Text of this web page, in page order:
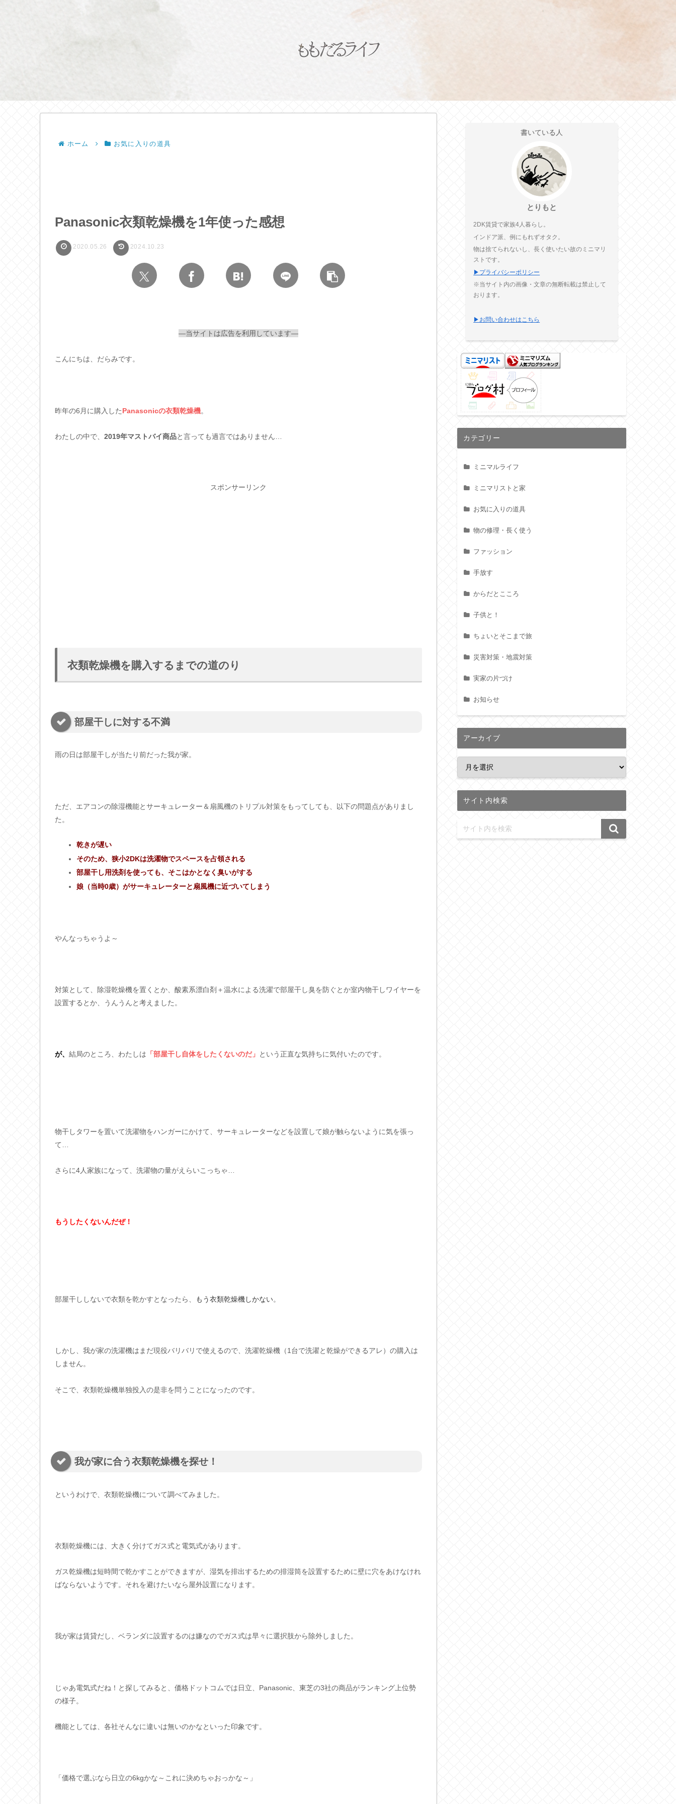
ホーム お気に入りの道具
Panasonic衣類乾燥機を1年使った感想
2020.05.26 2024.10.23
—当サイトは広告を利用しています—
こんにちは、だらみです。
昨年の6月に購入したPanasonicの衣類乾燥機。
わたしの中で、 2019年マストバイ商品と言っても過言ではありません…
スポンサーリンク
衣類乾燥機を購入するまでの道のり
部屋干しに対する不満
雨の日は部屋干しが当たり前だった我が家。
ただ、エアコンの除湿機能とサーキュレーター＆扇風機のトリプル対策をもってしても、以下の問題点がありまし
た。
乾きが遅い
そのため、狭小2DKは洗濯物でスペースを占領される
部屋干し用洗剤を使っても、そこはかとなく臭いがする
娘（当時0歳）がサーキュレーターと扇風機に近づいてしまう
やんなっちゃうよ～
対策として、除湿乾燥機を置くとか、酸素系漂白剤＋温水による洗濯で部屋干し臭を防ぐとか室内物干しワイヤーを
設置するとか、うんうんと考えました。
が、 結局のところ、わたしは 「部屋干し自体をしたくないのだ」 という正直な気持ちに気付いたのです。
物干しタワーを置いて洗濯物をハンガーにかけて、サーキュレーターなどを設置して娘が触らないように気を張っ
て…
さらに4人家族になって、洗濯物の量がえらいこっちゃ…
もうしたくないんだぜ！
部屋干ししないで衣類を乾かすとなったら、 もう衣類乾燥機しかない。
しかし、我が家の洗濯機はまだ現役バリバリで使えるので、洗濯乾燥機（1台で洗濯と乾燥ができるアレ）の購入は
しません。
そこで、衣類乾燥機単独投入の是非を問うことになったのです。
我が家に合う衣類乾燥機を探せ！
というわけで、衣類乾燥機について調べてみました。
衣類乾燥機には、大きく分けてガス式と電気式があります。
ガス乾燥機は短時間で乾かすことができますが、湿気を排出するための排湿筒を設置するために壁に穴をあけなけれ
ばならないようです。それを避けたいなら屋外設置になります。
我が家は賃貸だし、ベランダに設置するのは嫌なのでガス式は早々に選択肢から除外しました。
じゃあ電気式だね！と探してみると、価格ドットコムでは日立、Panasonic、東芝の3社の商品がランキング上位勢
の様子。
機能としては、各社そんなに違いは無いのかなといった印象です。
「価格で選ぶなら日立の6kgかな～これに決めちゃおっかな～」
書いている人
とりもと
2DK賃貸で家族4人暮らし。
インドア派、例にもれずオタク。
物は捨てられないし、長く使いたい故のミニマリ
ストです。
▶プライバシーポリシー
※当サイト内の画像・文章の無断転載は禁止して
おります。
▶お問い合わせはこちら
カテゴリー
ミニマルライフ
ミニマリストと家
お気に入りの道具
物の修理・長く使う
ファッション
手放す
からだとこころ
子供と！
ちょいとそこまで旅
災害対策・地震対策
実家の片づけ
お知らせ
アーカイブ
サイト内検索